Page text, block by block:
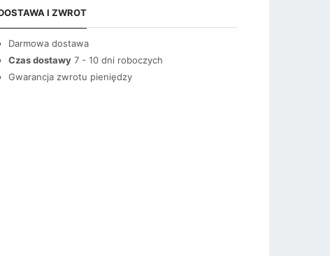
I ZWROT
Darmowa dostawa
Czas dostawy 7 - 10 dni roboczych
Gwarancja zwrotu pieniędzy